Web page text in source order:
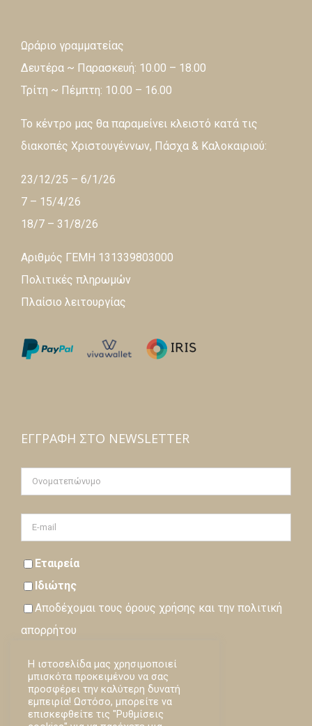
Ωράριο γραμματείας
Δευτέρα ~ Παρασκευή: 10.00 – 18.00
Τρίτη ~ Πέμπτη: 10.00 – 16.00
Το κέντρο μας θα παραμείνει κλειστό κατά τις
διακοπές Χριστουγέννων, Πάσχα & Καλοκαιριού:
23/12/25 – 6/1/26
7 – 15/4/26
18/7 – 31/8/26
Αριθμός ΓΕΜΗ 131339803000
Πολιτικές πληρωμών
Πλαίσιο λειτουργίας
ΕΓΓΡΑΦΉ ΣΤΟ NEWSLETTER
Εταιρεία
Ιδιώτης
Αποδέχομαι τους όρους χρήσης και την πολιτική
απορρήτου
Εγγραφή
Loading…
Η ιστοσελίδα μας χρησιμοποιεί
μπισκότα προκειμένου να σας
προσφέρει την καλύτερη δυνατή
εμπειρία! Ωστόσο, μπορείτε να
επισκεφθείτε τις "Ρυθμίσεις